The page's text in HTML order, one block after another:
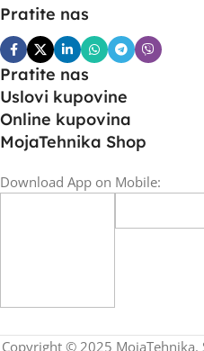
Pratite nas
Pratite nas
Uslovi kupovine
Online kupovina
MojaTehnika Shop
Download App on Mobile:
Copyright © 2025 MojaTehnika.